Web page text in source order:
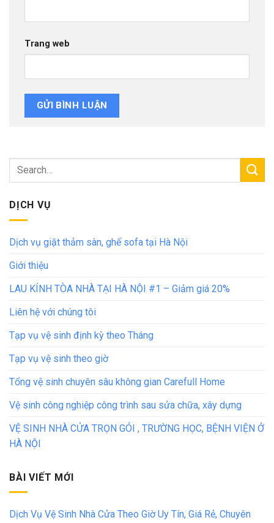
Trang web
DỊCH VỤ
Dịch vụ giặt thảm sàn, ghế sofa tại Hà Nội
Giới thiệu
LAU KÍNH TÒA NHÀ TẠI HÀ NỘI #1 – Giảm giá 20%
Liên hệ với chúng tôi
Tạp vụ vệ sinh định kỳ theo Tháng
Tạp vụ vệ sinh theo giờ
Tổng vệ sinh chuyên sâu không gian Carefull Home
Vệ sinh công nghiệp công trình sau sửa chữa, xây dựng
VỆ SINH NHÀ CỬA TRỌN GÓI , TRƯỜNG HỌC, BỆNH VIỆN Ở
HÀ NỘI
BÀI VIẾT MỚI
Dịch Vụ Vệ Sinh Nhà Cửa Theo Giờ Uy Tín, Giá Rẻ, Chuyên